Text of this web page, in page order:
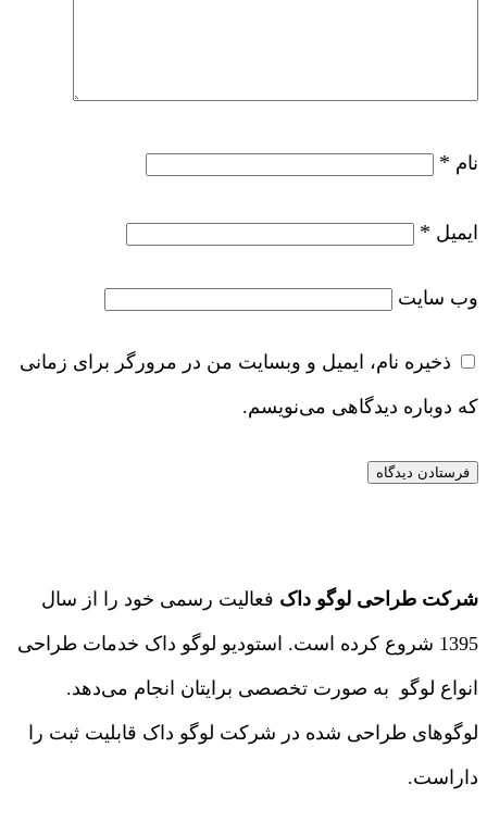
نام *
ایمیل *
وب‌ سایت
ذخیره نام، ایمیل و وبسایت من در مرورگر برای زمانی
که دوباره دیدگاهی می‌نویسم.
شرکت طراحی لوگو داک فعالیت رسمی خود را از سال
1395 شروع کرده است. استودیو لوگو داک خدمات طراحی
انواع لوگو به صورت تخصصی برایتان انجام می‌دهد.
لوگوهای طراحی شده در شرکت لوگو داک قابلیت ثبت را
داراست.